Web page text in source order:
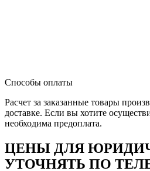
Способы оплаты
Расчет за заказанные товары
доставке. Если вы хотите
необходима предоплата.
ЦЕНЫ ДЛЯ
УТОЧНЯТЬ ПО